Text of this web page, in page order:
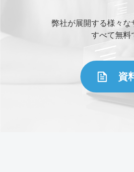
弊社が展開する様々な
すべて無料
資